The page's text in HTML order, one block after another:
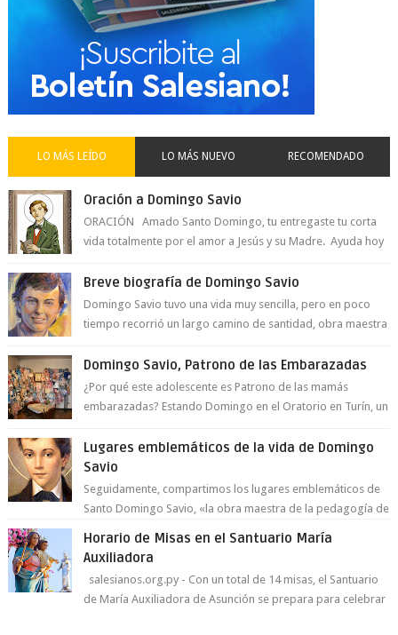
LO MÁS LEÍDO LO MÁS NUEVO RECOMENDADO
Oración a Domingo Savio
ORACIÓN Amado Santo Domingo, tu entregaste tu corta
vida totalmente por el amor a Jesús y su Madre. Ayuda hoy
Breve biografía de Domingo Savio
Domingo Savio tuvo una vida muy sencilla, pero en poco
tiempo recorrió un largo camino de santidad, obra maestra
Domingo Savio, Patrono de las Embarazadas
¿Por qué este adolescente es Patrono de las mamás
embarazadas? Estando Domingo en el Oratorio en Turín, un
Lugares emblemáticos de la vida de Domingo
Savio
Seguidamente, compartimos los lugares emblemáticos de
Santo Domingo Savio, «la obra maestra de la pedagogía de
Horario de Misas en el Santuario María
Auxiliadora
salesianos.org.py - Con un total de 14 misas, el Santuario
de María Auxiliadora de Asunción se prepara para celebrar